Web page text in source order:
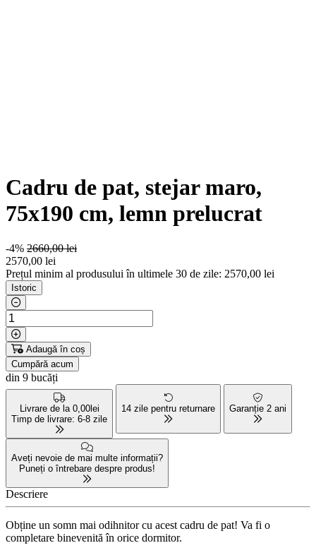
Cadru de pat, stejar maro,
75x190 cm, lemn prelucrat
-4% 2660,00 lei
2570,00 lei
Prețul minim al produsului în ultimele 30 de zile: 2570,00 lei
Istoric
Adaugă în coș
Cumpără acum
din 9 bucăți
Livrare de la 0,00lei
Timp de livrare: 6-8 zile
14 zile pentru returnare Garanție 2 ani
Aveți nevoie de mai multe informații?
Puneți o întrebare despre produs!
Descriere
Obține un somn mai odihnitor cu acest cadru de pat! Va fi o
completare binevenită în orice dormitor.